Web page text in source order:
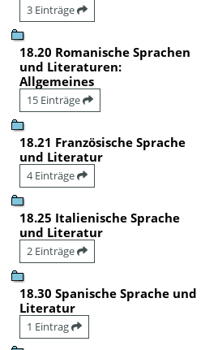
3 Einträge
18.20 Romanische Sprachen
und Literaturen:
Allgemeines
15 Einträge
18.21 Französische Sprache
und Literatur
4 Einträge
18.25 Italienische Sprache
und Literatur
2 Einträge
18.30 Spanische Sprache und
Literatur
1 Eintrag